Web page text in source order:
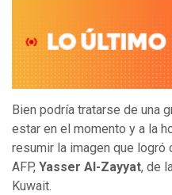
Bien podría tratarse de una
estar en el momento y a la
resumir la imagen que logró
AFP, Yasser Al-Zayyat, de
Kuwait.